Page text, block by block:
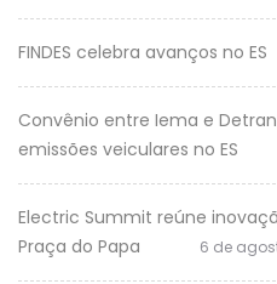
FINDES celebra avanços no ES
Convênio entre Iema e
emissões veiculares no ES
Electric Summit reúne
Praça do Papa
6 de